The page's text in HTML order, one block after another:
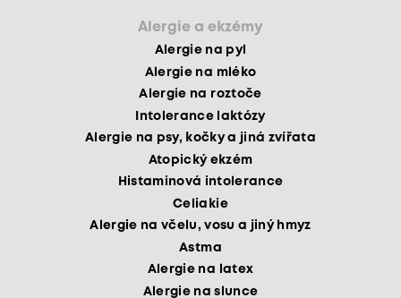
Alergie a ekzémy
Alergie na pyl
Alergie na mléko
Alergie na roztoče
Intolerance laktózy
Alergie na psy, kočky a jiná zvířata
Atopický ekzém
Histaminová intolerance
Celiakie
Alergie na včelu, vosu a jiný hmyz
Astma
Alergie na latex
Alergie na slunce